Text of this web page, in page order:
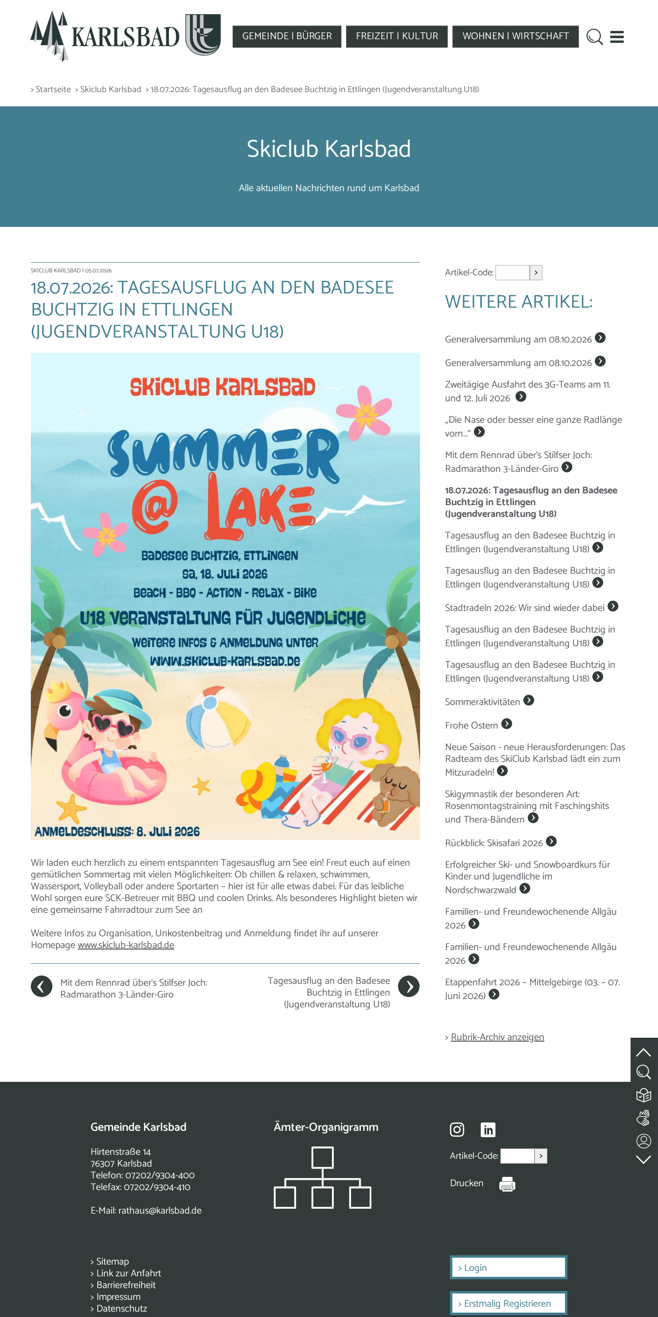
GEMEINDE | BÜRGER FREIZEIT | KULTUR WOHNEN | WIRTSCHAFT
> Startseite > Skiclub Karlsbad > 18.07.2026: Tagesausflug an den Badesee Buchtzig in Ettlingen (Jugendveranstaltung U18)
Skiclub Karlsbad
Alle aktuellen Nachrichten rund um Karlsbad
SKICLUB KARLSBAD | 05.07.2026
18.07.2026: TAGESAUSFLUG AN DEN BADESEE
BUCHTZIG IN ETTLINGEN
(JUGENDVERANSTALTUNG U18)
Wir laden euch herzlich zu einem entspannten Tagesausflug am See ein! Freut euch auf einen
gemütlichen Sommertag mit vielen Möglichkeiten: Ob chillen & relaxen, schwimmen,
Wassersport, Volleyball oder andere Sportarten – hier ist für alle etwas dabei. Für das leibliche
Wohl sorgen eure SCK-Betreuer mit BBQ und coolen Drinks. Als besonderes Highlight bieten wir
eine gemeinsame Fahrradtour zum See an
Weitere Infos zu Organisation, Unkostenbeitrag und Anmeldung findet ihr auf unserer
Homepagewww.skiclub-karlsbad.de
Mit dem Rennrad über‘s Stilfser Joch:
Radmarathon 3-Länder-Giro
Tagesausflug an den Badesee
Buchtzig in Ettlingen
(Jugendveranstaltung U18)
Artikel-Code: >
WEITERE ARTIKEL:
Generalversammlung am 08.10.2026
Generalversammlung am 08.10.2026
Zweitägige Ausfahrt des 3G-Teams am 11.
und 12. Juli 2026
„Die Nase oder besser eine ganze Radlänge
vorn…“
Mit dem Rennrad über‘s Stilfser Joch:
Radmarathon 3-Länder-Giro
18.07.2026: Tagesausflug an den Badesee
Buchtzig in Ettlingen
(Jugendveranstaltung U18)
Tagesausflug an den Badesee Buchtzig in
Ettlingen (Jugendveranstaltung U18)
Tagesausflug an den Badesee Buchtzig in
Ettlingen (Jugendveranstaltung U18)
Stadtradeln 2026: Wir sind wieder dabei
Tagesausflug an den Badesee Buchtzig in
Ettlingen (Jugendveranstaltung U18)
Tagesausflug an den Badesee Buchtzig in
Ettlingen (Jugendveranstaltung U18)
Sommeraktivitäten
Frohe Ostern
Neue Saison - neue Herausforderungen: Das
Radteam des SkiClub Karlsbad lädt ein zum
Mitzuradeln!
Skigymnastik der besonderen Art:
Rosenmontagstraining mit Faschingshits
und Thera-Bändern
Rückblick: Skisafari 2026
Erfolgreicher Ski- und Snowboardkurs für
Kinder und Jugendliche im
Nordschwarzwald
Familien- und Freundewochenende Allgäu
2026
Familien- und Freundewochenende Allgäu
2026
Etappenfahrt 2026 – Mittelgebirge (03. – 07.
Juni 2026)
>Rubrik-Archiv anzeigen
Gemeinde Karlsbad
Hirtenstraße 14
76307 Karlsbad
Telefon: 07202/9304-400
Telefax: 07202/9304-410
E-Mail:rathaus@karlsbad.de
> Sitemap
> Link zur Anfahrt
> Barrierefreiheit
> Impressum
> Datenschutz
Ämter-Organigramm
Artikel-Code: >
Drucken
> Login
> Erstmalig Registrieren